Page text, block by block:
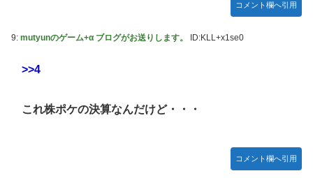
Juice=Juiceの『ポップミュージック』とかいう曲
いうのなん？
宮澤エマに「国宝級の浴衣美人」の声！「マイ・フィクショ
コメント欄へ引用
9: mutyunのゲーム+α ブログがお送りします。 ID:KLL+x1se0
>>4
これ株ポケの決算なんだけど・・・
コメント欄へ引用